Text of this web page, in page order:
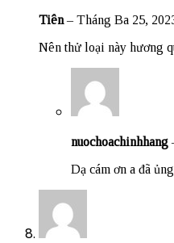
Tiên – Tháng Ba 25,
Nên thử loại này hương
nuochoachinhhang
Dạ cám ơn a đã